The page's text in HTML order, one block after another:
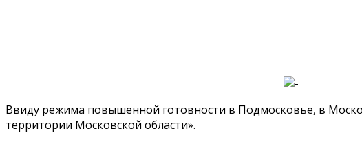
Ввиду режима повышенной готовности в Подмосковье, в
территории Московской области».